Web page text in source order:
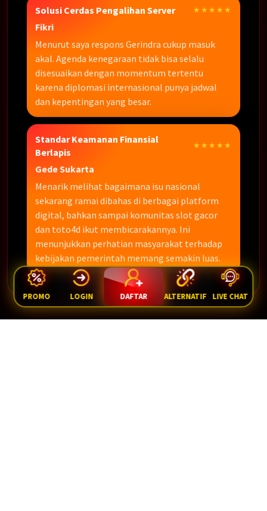
Solusi Cerdas Pengalihan Server ★★★★★
Fikri
Menurut saya respons Gerindra cukup masuk
akal. Agenda kenegaraan tidak bisa selalu
disesuaikan dengan momentum tertentu
karena diplomasi internasional punya jadwal
dan kepentingan yang besar.
Standar Keamanan Finansial
Berlapis
★★★★★
Gede Sukarta
Menarik melihat bagaimana isu nasional
sekarang ramai dibahas di berbagai platform
digital, bahkan sampai komunitas slot gacor
dan toto4d ikut membicarakannya. Ini
menunjukkan perhatian masyarakat terhadap
kebijakan pemerintah memang semakin luas.
PROMO LOGIN DAFTAR ALTERNATIF LIVE CHAT